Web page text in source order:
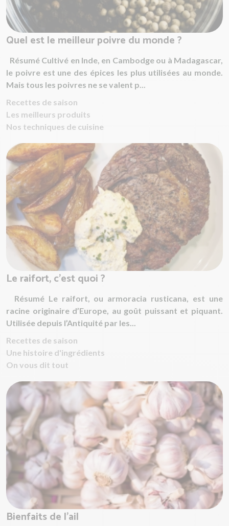
Quel est le meilleur poivre du monde ?
Résumé Cultivé en Inde, en Cambodge ou à Madagascar,
le poivre est une des épices les plus utilisées au monde.
Mais tous les poivres ne se valent p...
Recettes de saison
Les meilleurs produits
Nos techniques de cuisine
Le raifort, c’est quoi ?
Résumé Le raifort, ou armoracia rusticana, est une
racine originaire d’Europe, au goût puissant et piquant.
Utilisée depuis l’Antiquité par les...
Recettes de saison
Une histoire d'ingrédients
On vous dit tout
Bienfaits de l’ail